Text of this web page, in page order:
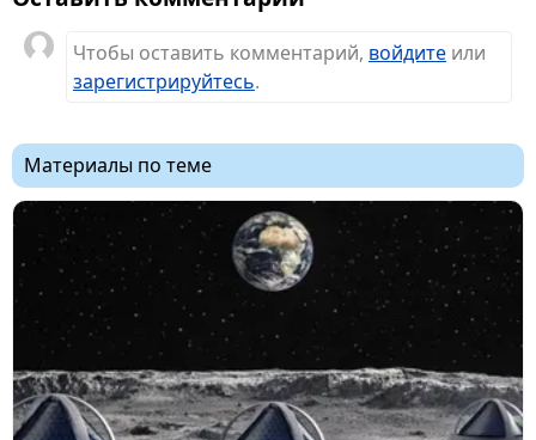
Чтобы оставить комментарий, войдите или
зарегистрируйтесь.
Материалы по теме